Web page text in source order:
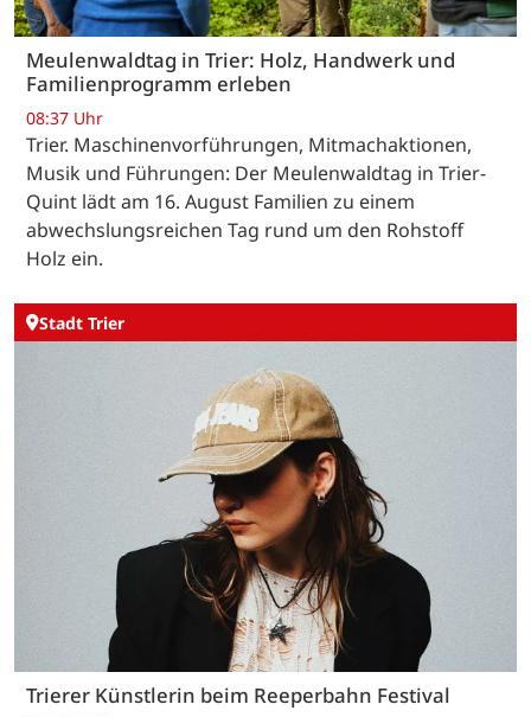
Meulenwaldtag in Trier: Holz, Handwerk und
Familienprogramm erleben
08:37 Uhr
Trier. Maschinenvorführungen, Mitmachaktionen,
Musik und Führungen: Der Meulenwaldtag in Trier-
Quint lädt am 16. August Familien zu einem
abwechslungsreichen Tag rund um den Rohstoff
Holz ein.
Stadt Trier
Trierer Künstlerin beim Reeperbahn Festival